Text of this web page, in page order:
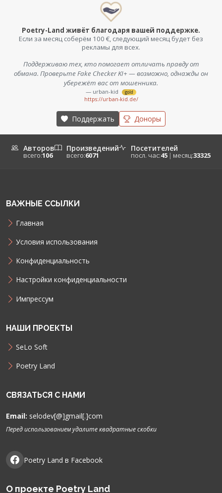
Poetry-Land живёт благодаря вашей поддержке.
Если за месяц соберём 100 €, следующий месяц будет без
рекламы для всех.
Поддерживаю тех, кто помогает отличать правду от
обмана. Проверьте Fake Checker KI+ — возможно, однажды он
убережёт вас от мошенника.
— urban-kid gold
https://urban-kid.de/
Поддержать Доноры
Авторов
всего:106
Произведений
всего:6071
Посетителей
посл. час:45 | месяц:33325
ВАЖНЫЕ ССЫЛКИ
Главная
Условия использования
Конфиденциальность
Настройки конфиденциальности
Импрессум
НАШИ ПРОЕКТЫ
SeLo Soft
Poetry Land
СВЯЗАТЬСЯ С НАМИ
Email: selodev[@]gmail[.]com
Перед использованием удалите квадратные скобки
Poetry Land в Facebook
О проекте Poetry Land